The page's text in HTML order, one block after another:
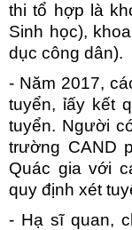
thi tổ hợp là
Sinh học),
dục công dân).
- Năm 2017,
tuyển, ỉấy kết
tuyển. Người
trường CAND
Quác gia với
quy định xét
- Hạ sĩ quan,